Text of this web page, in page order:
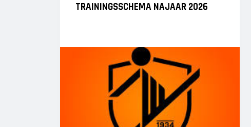
TRAININGSSCHEMA NAJAAR 2026